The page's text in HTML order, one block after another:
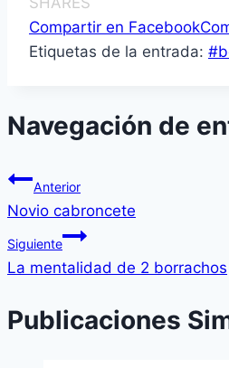
Compartir en Facebook
Etiquetas de la entrada: #
Navegación de
Anterior
Novio cabroncete
Siguiente
La mentalidad de 2 borrachos
Publicaciones